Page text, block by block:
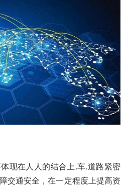
现在人人的结合上.车.道路紧密
交通安全，在一定程度上提高资